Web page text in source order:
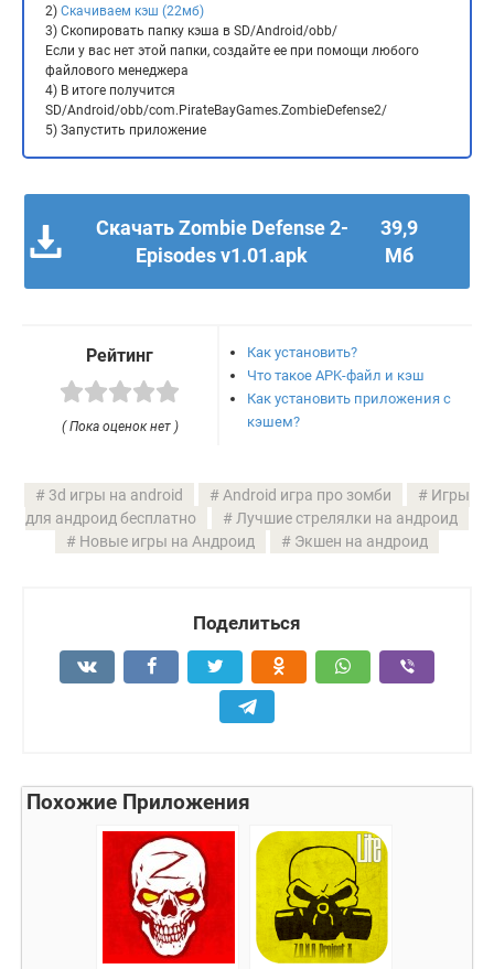
2) Скачиваем кэш (22мб)
3) Скопировать папку кэша в SD/Android/obb/
Если у вас нет этой папки, создайте ее при помощи любого
файлового менеджера
4) В итоге получится
SD/Android/obb/com.PirateBayGames.ZombieDefense2/
5) Запустить приложение
Скачать Zombie Defense 2-
Episodes v1.01.apk
39,9
Мб
Рейтинг
( Пока оценок нет )
Как установить?
Что такое APK-файл и кэш
Как установить приложения с
кэшем?
3d игры на android Android игра про зомби
Игры
для андроид бесплатно
Лучшие стрелялки на андроид
Новые игры на Андроид
Экшен на андроид
Поделиться
Похожие Приложения